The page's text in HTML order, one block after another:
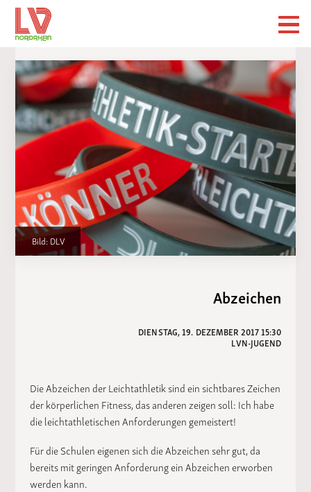
Bild: DLV
Abzeichen
DIENSTAG, 19. DEZEMBER 2017 15:30
LVN-JUGEND
Die Abzeichen der Leichtathletik sind ein sichtbares Zeichen
der körperlichen Fitness, das anderen zeigen soll: Ich habe
die leichtathletischen Anforderungen gemeistert!
Für die Schulen eigenen sich die Abzeichen sehr gut, da
bereits mit geringen Anforderung ein Abzeichen erworben
werden kann.